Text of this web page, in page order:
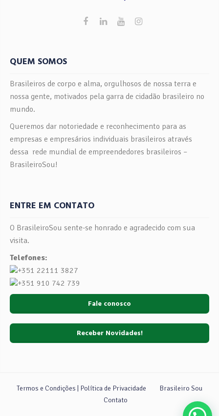
QUEM SOMOS
Brasileiros de corpo e alma, orgulhosos de nossa terra e
nossa gente, motivados pela garra de cidadão brasileiro no
mundo.
Queremos dar notoriedade e reconhecimento para as
empresas e empresários individuais brasileiros através
dessa rede mundial de empreendedores brasileiros –
BrasileiroSou!
ENTRE EM CONTATO
O BrasileiroSou sente-se honrado e agradecido com sua
visita.
Telefones:
+351 22111 3827
+351 910 742 739
Fale conosco
Receber Novidades!
Termos e Condições | Política de Privacidade
Brasileiro Sou
Contato